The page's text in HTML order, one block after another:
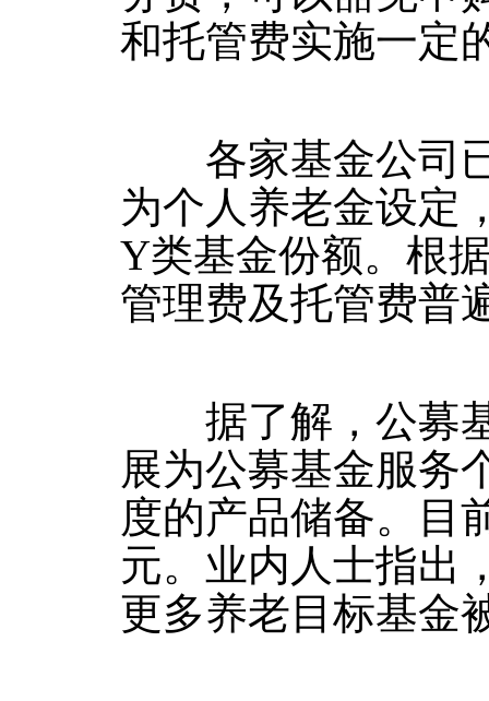
和托管费实施一定
各家基金公司已
为个人养老金设定
Y类基金份额。根
管理费及托管费普
据了解，公募基
展为公募基金服务
度的产品储备。目
元。业内人士指出
更多养老目标基金